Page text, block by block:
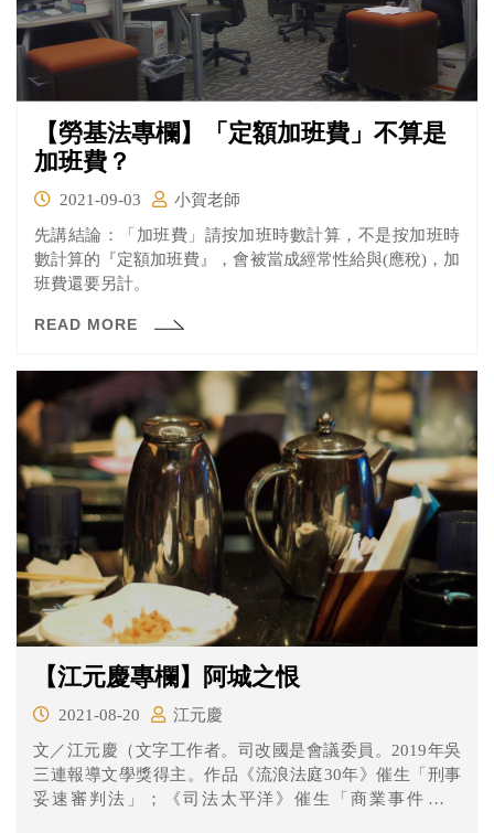
【勞基法專欄】「定額加班費」不算是
加班費？
2021-09-03
小賀老師
先講結論：「加班費」請按加班時數計算，不是按加班時
數計算的『定額加班費』，會被當成經常性給與(應稅)，加
班費還要另計。
READ MORE
【江元慶專欄】阿城之恨
2021-08-20
江元慶
文／江元慶（文字工作者。司改國是會議委員。2019年吳
三連報導文學獎得主。作品《流浪法庭30年》催生「刑事
妥速審判法」；《司法太平洋》催生「商業事件審理